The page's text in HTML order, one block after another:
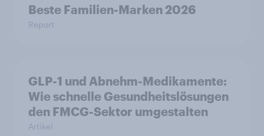
Beste Familien-Marken 2026
Report
GLP-1 und Abnehm-Medikamente:
Wie schnelle Gesundheitslösungen
den FMCG-Sektor umgestalten
Artikel